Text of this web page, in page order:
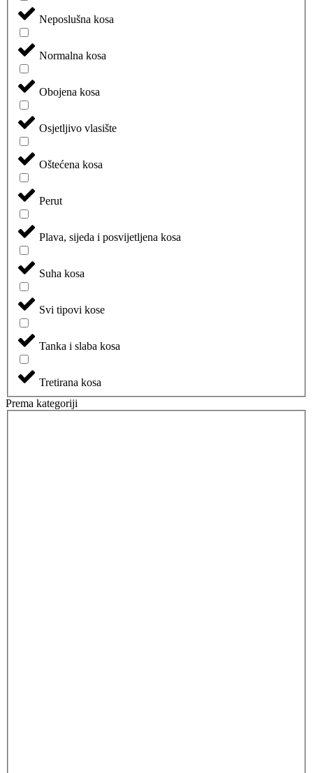
Neposlušna kosa
Normalna kosa
Obojena kosa
Osjetljivo vlasište
Oštećena kosa
Perut
Plava, sijeda i posvijetljena kosa
Suha kosa
Svi tipovi kose
Tanka i slaba kosa
Tretirana kosa
Prema kategoriji